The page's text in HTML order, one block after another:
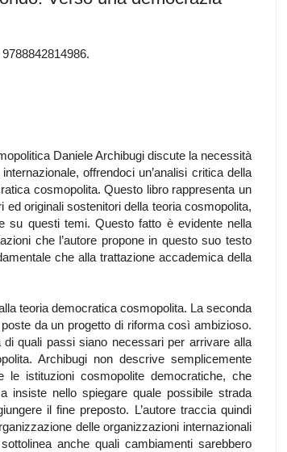
Daniele Archibugi discute la necessità
offrendoci un’analisi critica della
cosmopolita. Questo libro rappresenta un
originali sostenitori della teoria cosmopolita,
su questi temi. Questo fatto è evidente nella
che l’autore propone in questo suo testo
che alla trattazione accademica della
teoria democratica cosmopolita. La seconda
da un progetto di riforma così ambizioso.
quali passi siano necessari per arrivare alla
Archibugi non descrive semplicemente
le istituzioni cosmopolite democratiche, che
nello spiegare quale possibile strada
il fine preposto. L’autore traccia quindi
delle organizzazioni internazionali
anche quali cambiamenti sarebbero